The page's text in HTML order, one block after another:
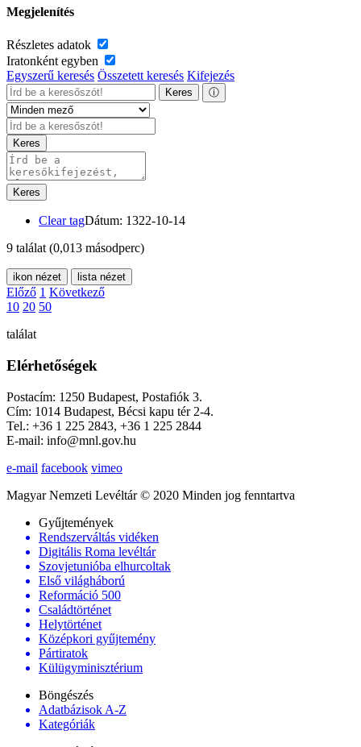
Megjelenítés
Részletes adatok
Iratonként egyben
Egyszerű keresés Összetett keresés Kifejezés
Keres ⓘ
Keres
Keres
Clear tagDátum: 1322-10-14
9 találat (0,013 másodperc)
ikon nézet lista nézet
Előző 1 Következő
10 20 50
találat
Elérhetőségek
Postacím: 1250 Budapest, Postafiók 3.
Cím: 1014 Budapest, Bécsi kapu tér 2-4.
Tel.: +36 1 225 2843, +36 1 225 2844
E-mail: info@mnl.gov.hu
e-mail facebook vimeo
Magyar Nemzeti Levéltár © 2020 Minden jog fenntartva
Gyűjtemények
Rendszerváltás vidéken
Digitális Roma levéltár
Szovjetunióba elhurcoltak
Első világháború
Reformáció 500
Családtörténet
Helytörténet
Középkori gyűjtemény
Pártiratok
Külügyminisztérium
Böngészés
Adatbázisok A-Z
Kategóriák